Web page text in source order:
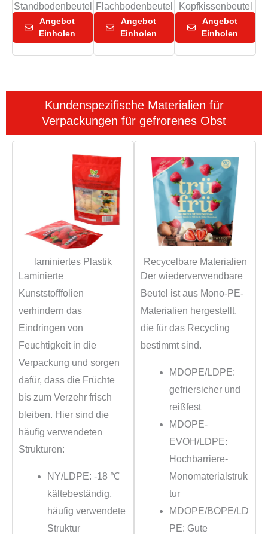
Standbodenbeutel
Angebot
Einholen
Flachbodenbeutel
Angebot
Einholen
Kopfkissenbeutel
Angebot
Einholen
Kundenspezifische Materialien für
Verpackungen für gefrorenes Obst
laminiertes Plastik
Laminierte
Kunststofffolien
verhindern das
Eindringen von
Feuchtigkeit in die
Verpackung und sorgen
dafür, dass die Früchte
bis zum Verzehr frisch
bleiben. Hier sind die
häufig verwendeten
Strukturen:
NY/LDPE: -18 ℃
kältebeständig,
häufig verwendete
Struktur
Recycelbare Materialien
Der wiederverwendbare
Beutel ist aus Mono-PE-
Materialien hergestellt,
die für das Recycling
bestimmt sind.
MDOPE/LDPE:
gefriersicher und
reißfest
MDOPE-
EVOH/LDPE:
Hochbarriere-
Monomaterialstruk
tur
MDOPE/BOPE/LD
PE: Gute